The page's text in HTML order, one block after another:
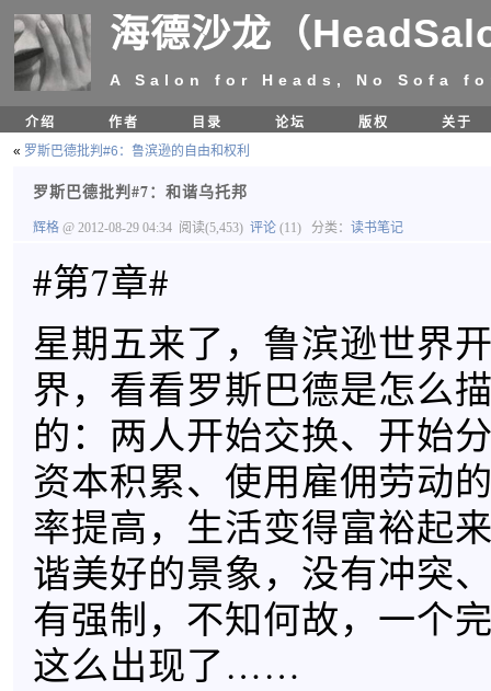
海德沙龙（
A Salon for Heads, No Sofa
介绍 作者 目录 论坛 版权
关于
« 罗斯巴德批判#6：鲁滨逊的自由和权利
罗斯巴德批判#7：和谐乌托邦
辉格 @ 2012-08-29 04:34 阅读(5,453) 评论 (11) 分类： 读书笔记
#第7章#
星期五来了，鲁滨逊世界
界，看看罗斯巴德是怎么
的：两人开始交换、开始
资本积累、使用雇佣劳动
率提高，生活变得富裕
谐美好的景象，没有冲突
有强制，不知何故，一个
这么出现了……